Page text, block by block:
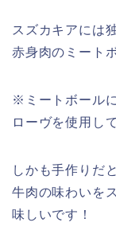
スズカキアには
赤身肉のミート
※ミートボール
ローヴを使用し
しかも手作りだ
牛肉の味わいを
味しいです！